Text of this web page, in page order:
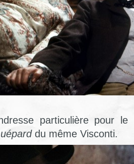
particulière pour le
du même Visconti.